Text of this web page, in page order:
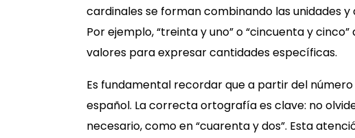
cardinales se forman combinando las unidades
Por ejemplo, “treinta y uno” o “cincuenta y
valores para expresar cantidades específicas.
Es fundamental recordar que a partir del
español. La correcta ortografía es clave: no
necesario, como en “cuarenta y dos”. Esta